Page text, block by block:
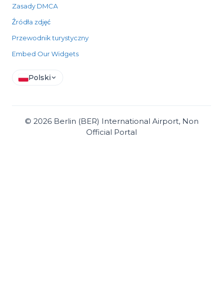
Zasady DMCA
Źródła zdjęć
Przewodnik turystyczny
Embed Our Widgets
Polski
© 2026Berlin (BER) International Airport, Non
Official Portal